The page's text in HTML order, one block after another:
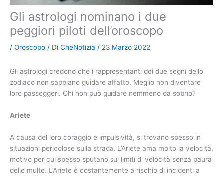
Gli astrologi nominano i due
peggiori piloti dell’oroscopo
/ Oroscopo / Di CheNotizia / 23 Marzo 2022
Gli astrologi credono che i rappresentanti dei due segni dello
zodiaco non sappiano guidare affatto. Meglio non diventare
loro passeggeri. Chi non può guidare nemmeno da sobrio?
Ariete
A causa del loro coraggio e impulsività, si trovano spesso in
situazioni pericolose sulla strada. L’Ariete ama molto la velocità,
motivo per cui spesso sputano sui limiti di velocità senza paura
delle multe. L’Ariete è costantemente a rischio di incidenti a